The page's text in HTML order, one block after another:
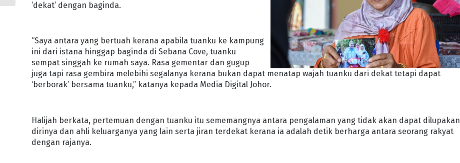
‘dekat’ dengan baginda.
“Saya antara yang bertuah kerana apabila tuanku ke kampung
ini dari istana hinggap baginda di Sebana Cove, tuanku
sempat singgah ke rumah saya. Rasa gementar dan gugup
juga tapi rasa gembira melebihi segalanya kerana bukan dapat menatap wajah tuanku dari dekat tetapi dapat
‘berborak’ bersama tuanku,” katanya kepada Media Digital Johor.
Halijah berkata, pertemuan dengan tuanku itu sememangnya antara pengalaman yang tidak akan dapat dilupakan
dirinya dan ahli keluarganya yang lain serta jiran terdekat kerana ia adalah detik berharga antara seorang rakyat
dengan rajanya.